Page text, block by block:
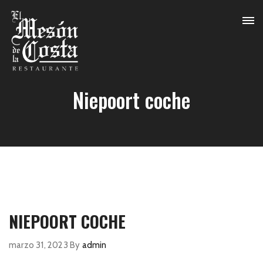
Niepoort coche
NIEPOORT COCHE
marzo 31, 2023 By admin